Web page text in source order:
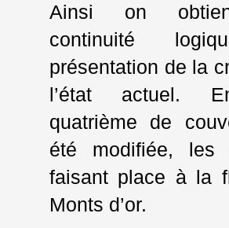
Ainsi on
continuité
présentation de la
l’état actuel.
quatrième de
été modifiée, les
faisant place à la
Monts d’or.